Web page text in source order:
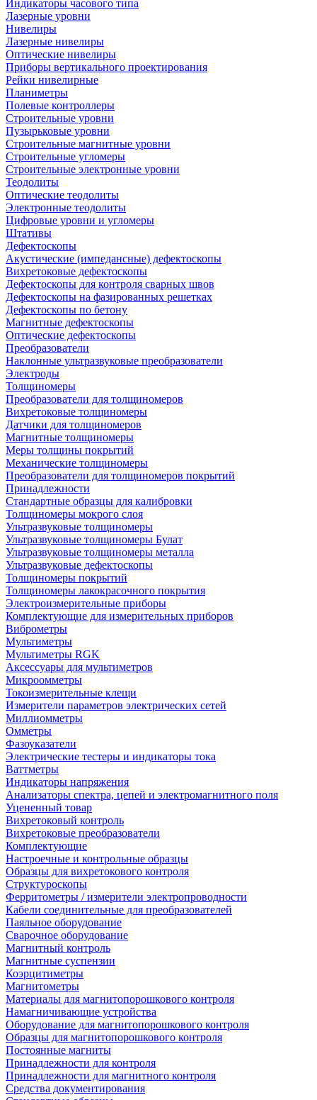
Индикаторы часового типа
Лазерные уровни
Нивелиры
Лазерные нивелиры
Оптические нивелиры
Приборы вертикального проектирования
Рейки нивелирные
Планиметры
Полевые контроллеры
Строительные уровни
Пузырьковые уровни
Строительные магнитные уровни
Строительные угломеры
Строительные электронные уровни
Теодолиты
Оптические теодолиты
Электронные теодолиты
Цифровые уровни и угломеры
Штативы
Дефектоскопы
Акустические (импедансные) дефектоскопы
Вихретоковые дефектоскопы
Дефектоскопы для контроля сварных швов
Дефектоскопы на фазированных решетках
Дефектоскопы по бетону
Магнитные дефектоскопы
Оптические дефектоскопы
Преобразователи
Наклонные ультразвуковые преобразователи
Электроды
Толщиномеры
Преобразователи для толщиномеров
Вихретоковые толщиномеры
Датчики для толщиномеров
Магнитные толщиномеры
Меры толщины покрытий
Механические толщиномеры
Преобразователи для толщиномеров покрытий
Принадлежности
Стандартные образцы для калибровки
Толщиномеры мокрого слоя
Ультразвуковые толщиномеры
Ультразвуковые толщиномеры Булат
Ультразвуковые толщиномеры металла
Ультразвуковые дефектоскопы
Толщиномеры покрытий
Толщиномеры лакокрасочного покрытия
Электроизмерительные приборы
Комплектующие для измерительных приборов
Виброметры
Мультиметры
Мультиметры RGK
Аксессуары для мультиметров
Микроомметры
Токоизмерительные клещи
Измерители параметров электрических сетей
Миллиомметры
Омметры
Фазоуказатели
Электрические тестеры и индикаторы тока
Ваттметры
Индикаторы напряжения
Анализаторы спектра, цепей и электромагнитного поля
Уцененный товар
Вихретоковый контроль
Вихретоковые преобразователи
Комплектующие
Настроечные и контрольные образцы
Образцы для вихретокового контроля
Структуроскопы
Ферритометры / измерители электропроводности
Кабели соединительные для преобразователей
Паяльное оборудование
Сварочное оборудование
Магнитный контроль
Магнитные суспензии
Коэрцитиметры
Магнитометры
Материалы для магнитопорошкового контроля
Намагничивающие устройства
Оборудование для магнитопорошкового контроля
Образцы для магнитопорошкового контроля
Постоянные магниты
Принадлежности для контроля
Принадлежности для магнитного контроля
Средства документирования